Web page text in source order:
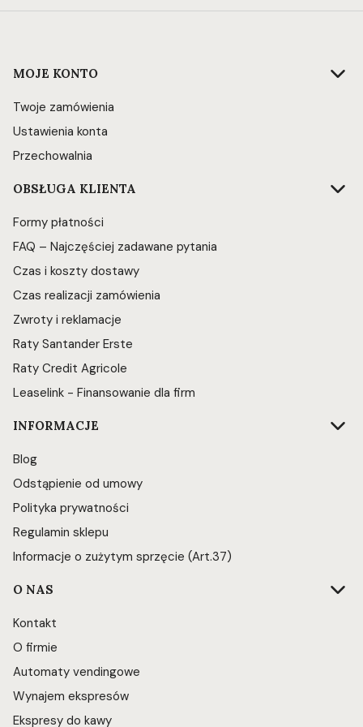
Linki w stopce
MOJE KONTO
Twoje zamówienia
Ustawienia konta
Przechowalnia
OBSŁUGA KLIENTA
Formy płatności
FAQ – Najczęściej zadawane pytania
Czas i koszty dostawy
Czas realizacji zamówienia
Zwroty i reklamacje
Raty Santander Erste
Raty Credit Agricole
Leaselink - Finansowanie dla firm
INFORMACJE
Blog
Odstąpienie od umowy
Polityka prywatności
Regulamin sklepu
Informacje o zużytym sprzęcie (Art.37)
O NAS
Kontakt
O firmie
Automaty vendingowe
Wynajem ekspresów
Ekspresy do kawy